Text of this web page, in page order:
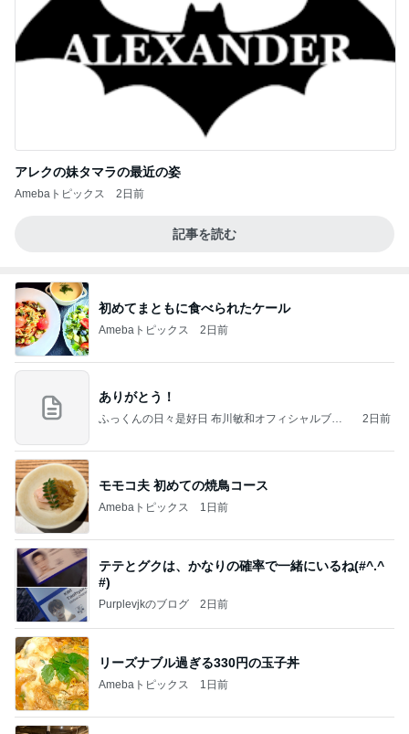
アレクの妹タマラの最近の姿
Amebaトピックス 2日前
記事を読む
初めてまともに食べられたケール
Amebaトピックス 2日前
ありがとう！
ふっくんの日々是好日 布川敏和オフィシャルブロ
2日前
モモコ夫 初めての焼鳥コース
Amebaトピックス 1日前
テテとグクは、かなりの確率で一緒にいるね(#^.^
#)
Purplevjkのブログ 2日前
リーズナブル過ぎる330円の玉子丼
Amebaトピックス 1日前